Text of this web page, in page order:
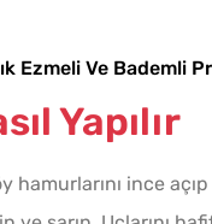
Ezmeli Ve Bademli
Yapılır
hamurlarını ince